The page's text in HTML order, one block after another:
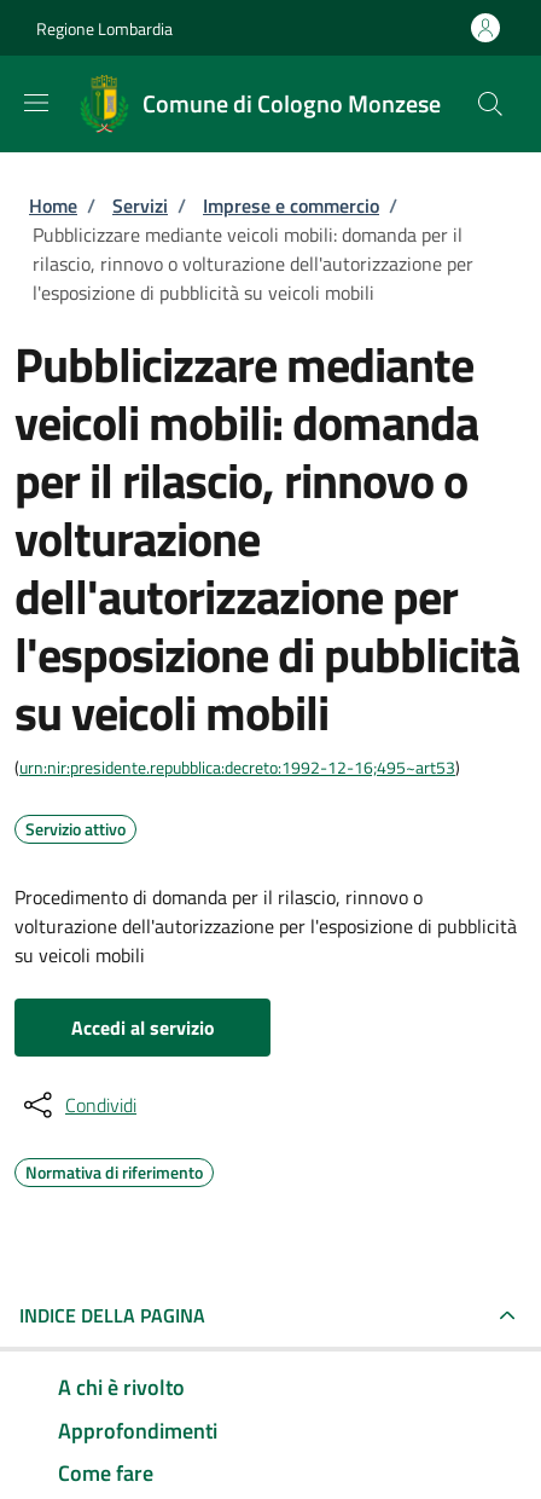
Regione Lombardia
Comune di Cologno Monzese
Briciole di pane
Home / Servizi / Imprese e commercio /
Pubblicizzare mediante veicoli mobili: domanda per il
rilascio, rinnovo o volturazione dell'autorizzazione per
l'esposizione di pubblicità su veicoli mobili
Pubblicizzare mediante
veicoli mobili: domanda
per il rilascio, rinnovo o
volturazione
dell'autorizzazione per
l'esposizione di pubblicità
su veicoli mobili
(urn:nir:presidente.repubblica:decreto:1992-12-16;495~art53)
Servizio attivo
Procedimento di domanda per il rilascio, rinnovo o
volturazione dell'autorizzazione per l'esposizione di pubblicità
su veicoli mobili
Accedi al servizio
Condividi
Normativa di riferimento
INDICE DELLA PAGINA
A chi è rivolto
Approfondimenti
Come fare